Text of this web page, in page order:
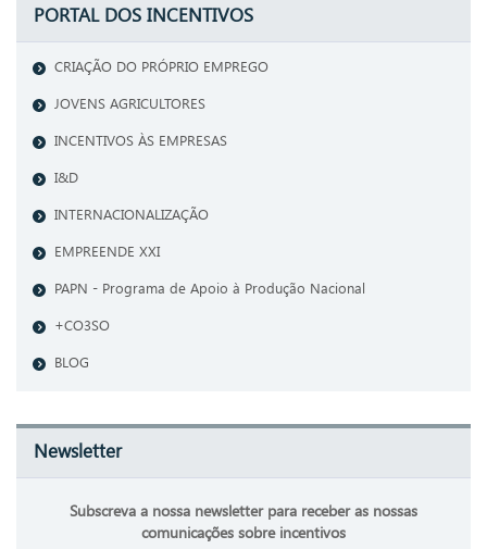
PORTAL DOS INCENTIVOS
CRIAÇÃO DO PRÓPRIO EMPREGO
JOVENS AGRICULTORES
INCENTIVOS ÀS EMPRESAS
I&D
INTERNACIONALIZAÇÃO
EMPREENDE XXI
PAPN - Programa de Apoio à Produção Nacional
+CO3SO
BLOG
Newsletter
Subscreva a nossa newsletter para receber as nossas
comunicações sobre incentivos